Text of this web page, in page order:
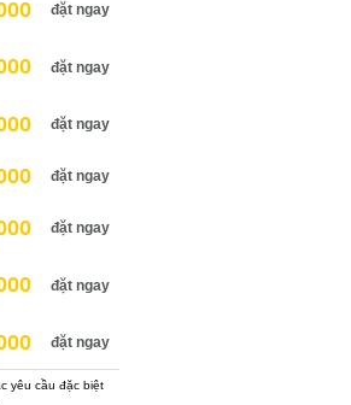
đặt ngay
đặt ngay
đặt ngay
đặt ngay
đặt ngay
đặt ngay
đặt ngay
cầu đặc biệt